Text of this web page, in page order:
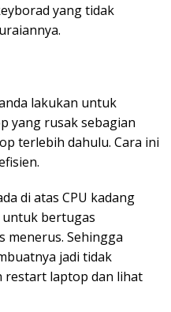
yang tidak
lakukan untuk
yang rusak sebagian
terlebih dahulu. Cara ini
di atas CPU kadang
untuk bertugas
menerus. Sehingga
jadi tidak
restart laptop dan lihat